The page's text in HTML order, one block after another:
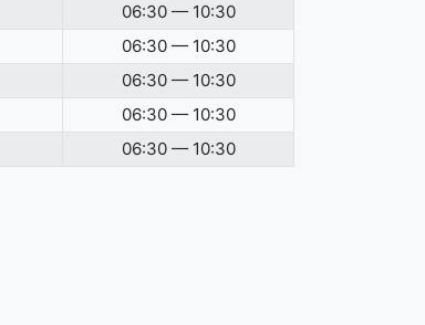
06:30 — 10:30
06:30 — 10:30
06:30 — 10:30
06:30 — 10:30
06:30 — 10:30